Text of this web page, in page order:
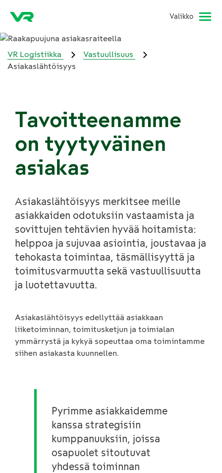
Valikko
VR Logistiikka
Vastuullisuus
Asiakaslähtöisyys
Tavoitteenamme
on tyytyväinen
asiakas
Asiakaslähtöisyys merkitsee meille
asiakkaiden odotuksiin vastaamista ja
sovittujen tehtävien hyvää hoitamista:
helppoa ja sujuvaa asiointia, joustavaa ja
tehokasta toimintaa, täsmällisyyttä ja
toimitusvarmuutta sekä vastuullisuutta
ja luotettavuutta.
Asiakaslähtöisyys edellyttää asiakkaan
liiketoiminnan, toimitusketjun ja toimialan
ymmärrystä ja kykyä sopeuttaa oma toimintamme
siihen asiakasta kuunnellen.
Pyrimme asiakkaidemme
kanssa strategisiin
kumppanuuksiin, joissa
osapuolet sitoutuvat
yhdessä toiminnan